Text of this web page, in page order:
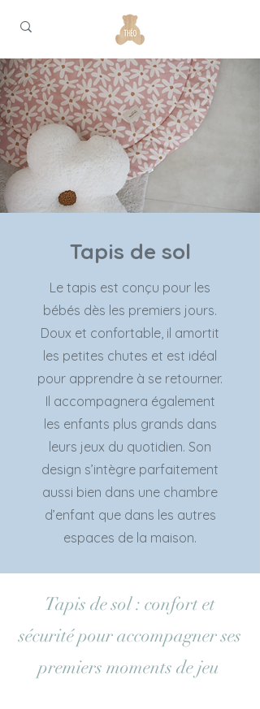
Tapis de sol
Le tapis est conçu pour les
bébés dès les premiers jours.
Doux et confortable, il amortit
les petites chutes et est idéal
pour apprendre à se retourner.
Il accompagnera également
les enfants plus grands dans
leurs jeux du quotidien. Son
design s’intègre parfaitement
aussi bien dans une chambre
d’enfant que dans les autres
espaces de la maison.
Tapis de sol : confort et
sécurité pour accompagner ses
premiers moments de jeu